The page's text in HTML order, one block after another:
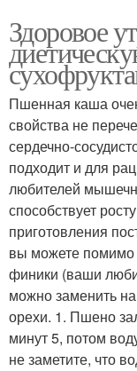
Здоровое
Пшенная каша
свойства не
сердечно-
подходит и для
любителей
способствует
приготовления
вы можете помимо
финики (ваши
можно заменить
орехи. 1. Пшено
минут 5, потом
не заметите, что